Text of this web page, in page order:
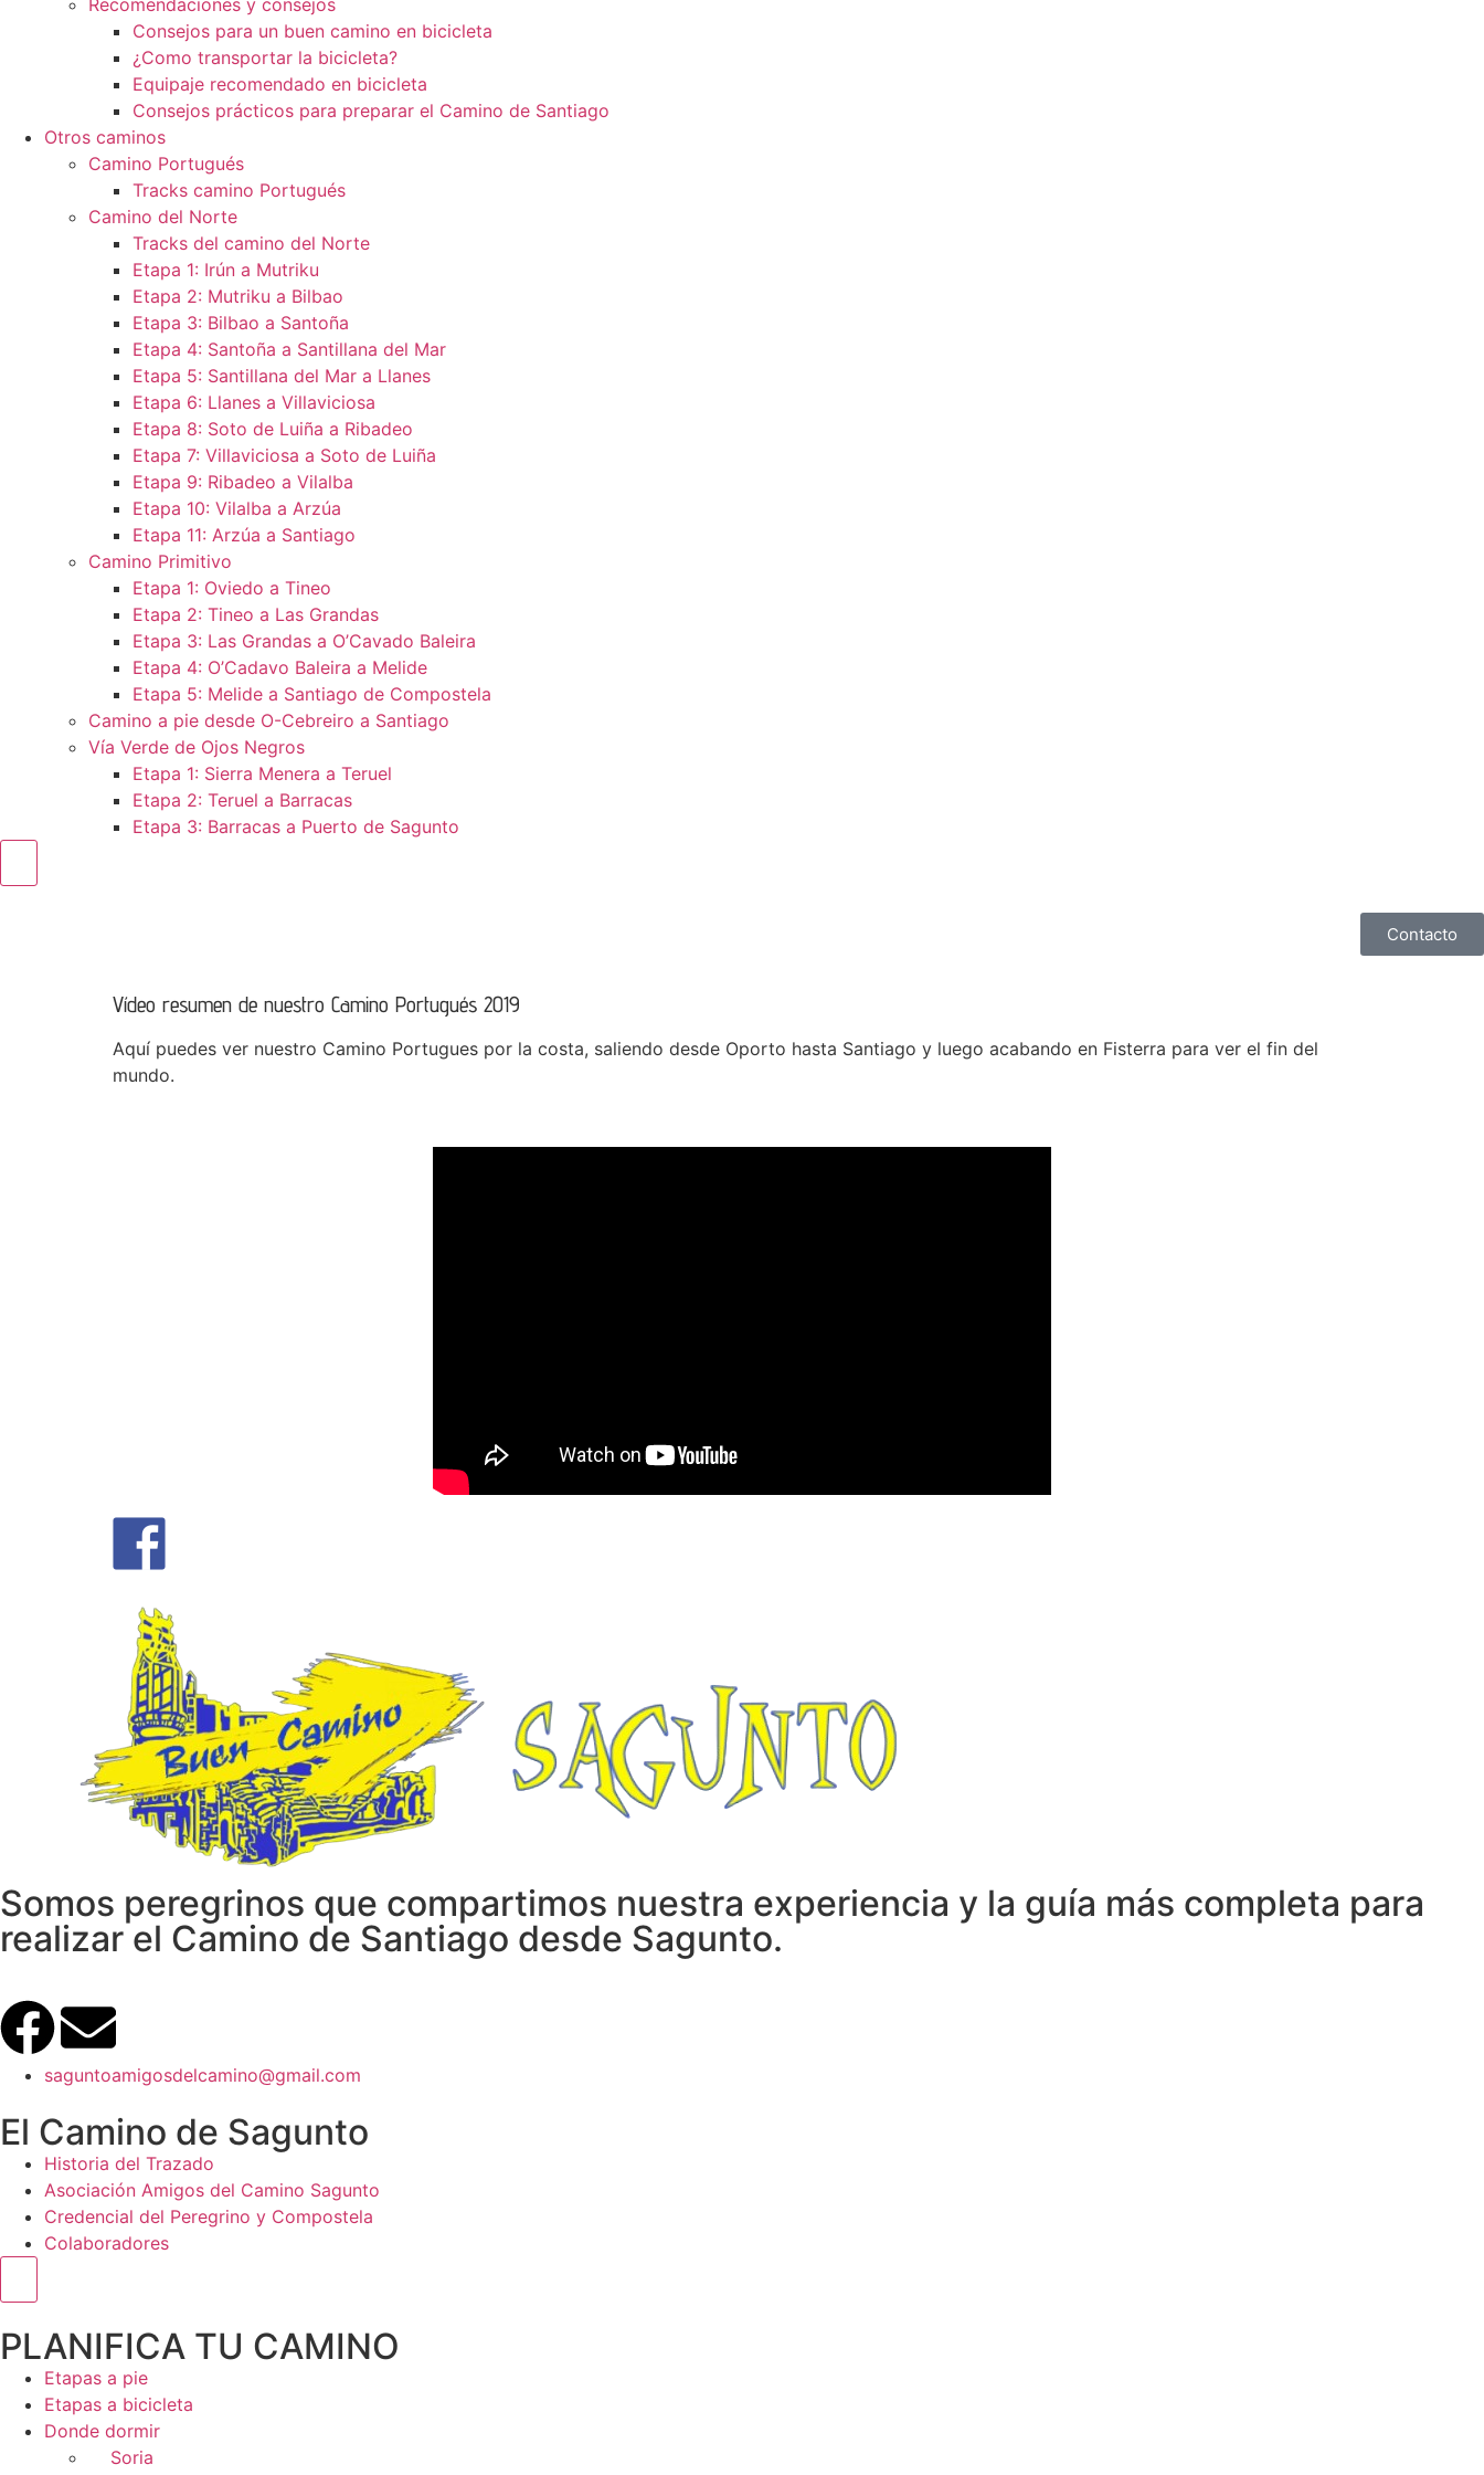
Recomendaciones y consejos
Consejos para un buen camino en bicicleta
¿Como transportar la bicicleta?
Equipaje recomendado en bicicleta
Consejos prácticos para preparar el Camino de Santiago
Otros caminos
Camino Portugués
Tracks camino Portugués
Camino del Norte
Tracks del camino del Norte
Etapa 1: Irún a Mutriku
Etapa 2: Mutriku a Bilbao
Etapa 3: Bilbao a Santoña
Etapa 4: Santoña a Santillana del Mar
Etapa 5: Santillana del Mar a Llanes
Etapa 6: Llanes a Villaviciosa
Etapa 8: Soto de Luiña a Ribadeo
Etapa 7: Villaviciosa a Soto de Luiña
Etapa 9: Ribadeo a Vilalba
Etapa 10: Vilalba a Arzúa
Etapa 11: Arzúa a Santiago
Camino Primitivo
Etapa 1: Oviedo a Tineo
Etapa 2: Tineo a Las Grandas
Etapa 3: Las Grandas a O’Cavado Baleira
Etapa 4: O’Cadavo Baleira a Melide
Etapa 5: Melide a Santiago de Compostela
Camino a pie desde O-Cebreiro a Santiago
Vía Verde de Ojos Negros
Etapa 1: Sierra Menera a Teruel
Etapa 2: Teruel a Barracas
Etapa 3: Barracas a Puerto de Sagunto
Contacto
Vídeo resumen de nuestro Camino Portugués 2019
Aquí puedes ver nuestro Camino Portugues por la costa, saliendo desde Oporto hasta Santiago y luego acabando en Fisterra para ver el fin del
mundo.
Somos peregrinos que compartimos nuestra experiencia y la guía más completa para
realizar el Camino de Santiago desde Sagunto.
saguntoamigosdelcamino@gmail.com
El Camino de Sagunto
Historia del Trazado
Asociación Amigos del Camino Sagunto
Credencial del Peregrino y Compostela
Colaboradores
PLANIFICA TU CAMINO
Etapas a pie
Etapas a bicicleta
Donde dormir
Soria